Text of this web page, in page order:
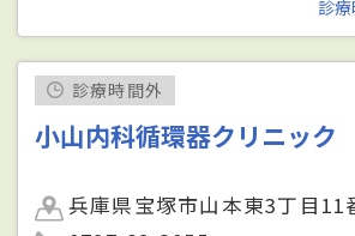
診
診療時間外
小山内科循環器クリニック
兵庫県宝塚市山本東3丁目11